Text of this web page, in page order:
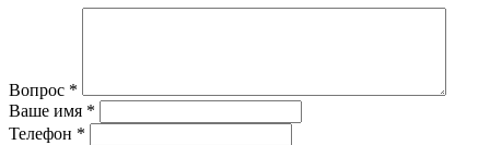
Вопрос *
Ваше имя *
Телефон *